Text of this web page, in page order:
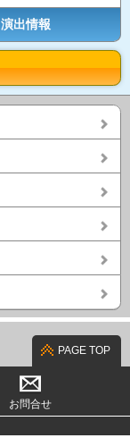
演出情報
PAGE TOP
お問合せ